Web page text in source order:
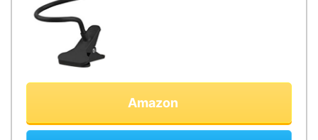
Amazon